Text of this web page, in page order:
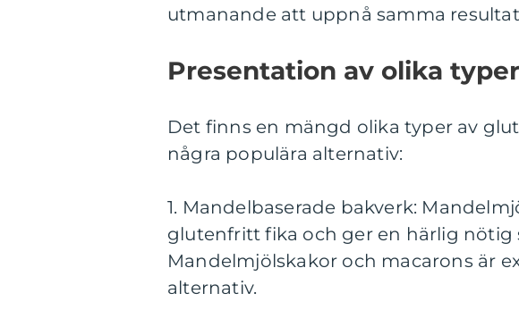
utmanande att uppnå samma
Presentation av olika
Det finns en mängd olika typer av
några populära alternativ:
1. Mandelbaserade bakverk:
glutenfritt fika och ger en härlig nötig
Mandelmjölskakor och macarons är
alternativ.